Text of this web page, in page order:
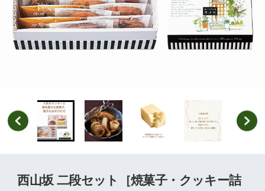
西山坂 二段セット［焼菓子・クッキー詰